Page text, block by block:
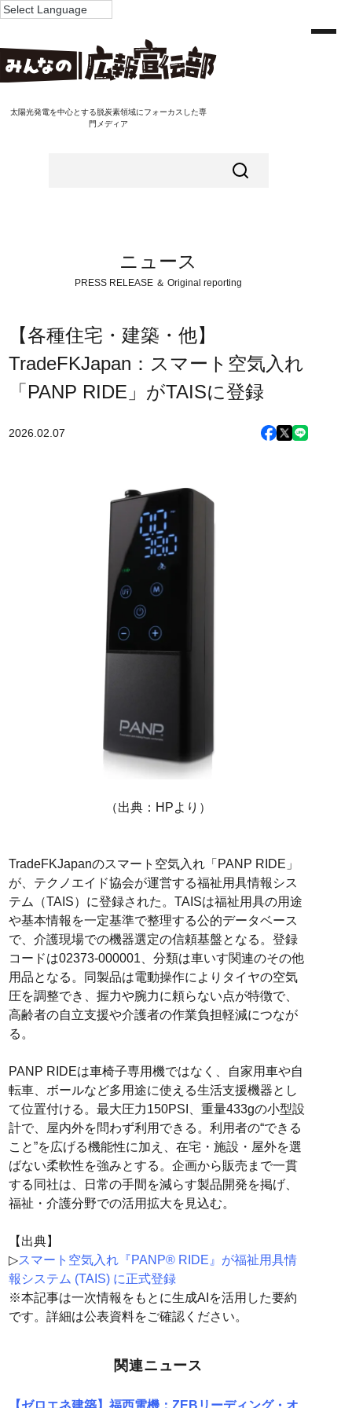
太陽光発電を中心とする脱炭素領域にフォーカスした専
門メディア
ニュース
PRESS RELEASE ＆ Original reporting
【各種住宅・建築・他】
TradeFKJapan：スマート空気入れ
「PANP RIDE」がTAISに登録
2026.02.07
（出典：HPより）
TradeFKJapanのスマート空気入れ「PANP RIDE」
が、テクノエイド協会が運営する福祉用具情報シス
テム（TAIS）に登録された。TAISは福祉用具の用途
や基本情報を一定基準で整理する公的データベース
で、介護現場での機器選定の信頼基盤となる。登録
コードは02373-000001、分類は車いす関連のその他
用品となる。同製品は電動操作によりタイヤの空気
圧を調整でき、握力や腕力に頼らない点が特徴で、
高齢者の自立支援や介護者の作業負担軽減につなが
る。
PANP RIDEは車椅子専用機ではなく、自家用車や自
転車、ボールなど多用途に使える生活支援機器とし
て位置付ける。最大圧力150PSI、重量433gの小型設
計で、屋内外を問わず利用できる。利用者の“できる
こと”を広げる機能性に加え、在宅・施設・屋外を選
ばない柔軟性を強みとする。企画から販売まで一貫
する同社は、日常の手間を減らす製品開発を掲げ、
福祉・介護分野での活用拡大を見込む。
【出典】
▷スマート空気入れ『PANP®︎ RIDE』が福祉用具情
報システム (TAIS) に正式登録
※本記事は一次情報をもとに生成AIを活用した要約
です。詳細は公表資料をご確認ください。
関連ニュース